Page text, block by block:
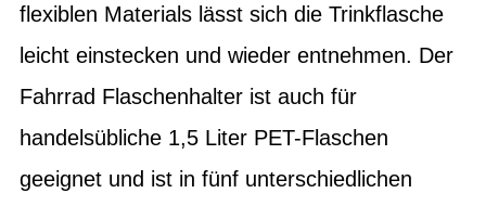
flexiblen Materials lässt sich die Trinkflasche
leicht einstecken und wieder entnehmen. Der
Fahrrad Flaschenhalter ist auch für
handelsübliche 1,5 Liter PET-Flaschen
geeignet und ist in fünf unterschiedlichen